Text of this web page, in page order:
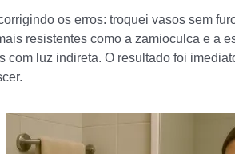
os erros: troquei vasos sem
resistentes como a zamioculca e a
com luz indireta. O resultado foi